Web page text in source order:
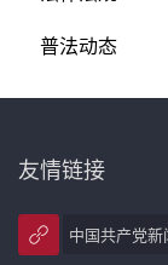
普法动态
友情链接
中国共产党新